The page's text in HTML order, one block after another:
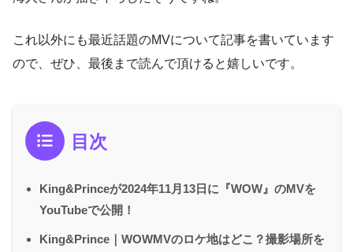
これ以外にも最近話題のMVについて記事を書いています
ので、ぜひ、最後まで読んで頂けると嬉しいです。
目次
King&Princeが2024年11月13日に『WOW』のMVを
YouTubeで公開！
King&Prince｜WOWMVのロケ地はどこ？撮影場所を